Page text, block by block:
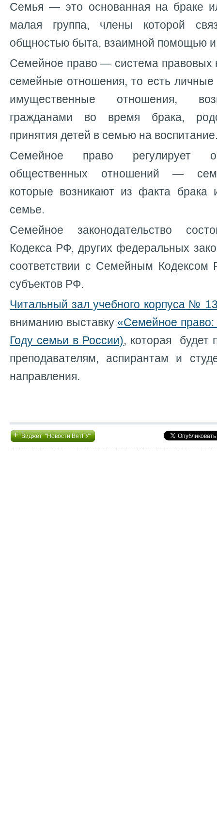
Семья — это основанная на браке
малая группа, члены которой
общностью быта, взаимной помощью и
Семейное право — система правовых
семейные отношения, то есть
имущественные отношения,
гражданами во время брака,
принятия детей в семью на
Семейное право регулирует
общественных отношений —
которые возникают из факта брака
семье.
Семейное законодательство
Кодекса РФ, других федеральных
соответствии с Семейным Кодексом
субъектов РФ.
Читальный зал учебного корпуса №
вниманию выставку «Семейное право:
Году семьи в России), которая будет
преподавателям, аспирантам и
направления.
+Виджет "Новости ВятГУ"